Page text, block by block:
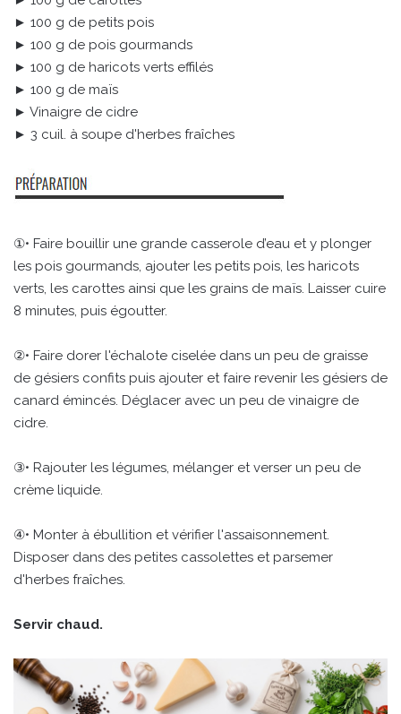
► 100 g de petits pois
► 100 g de pois gourmands
► 100 g de haricots verts effilés
► 100 g de maïs
► Vinaigre de cidre
► 3 cuil. à soupe d'herbes fraîches
①• Faire bouillir une grande casserole d’eau et y plonger
les pois gourmands, ajouter les petits pois, les haricots
verts, les carottes ainsi que les grains de maïs. Laisser cuire
8 minutes, puis égoutter.
②• Faire dorer l'échalote ciselée dans un peu de graisse
de gésiers confits puis ajouter et faire revenir les gésiers de
canard émincés. Déglacer avec un peu de vinaigre de
cidre.
③• Rajouter les légumes, mélanger et verser un peu de
crème liquide.
④• Monter à ébullition et vérifier l'assaisonnement.
Disposer dans des petites cassolettes et parsemer
d'herbes fraîches.
Servir chaud.